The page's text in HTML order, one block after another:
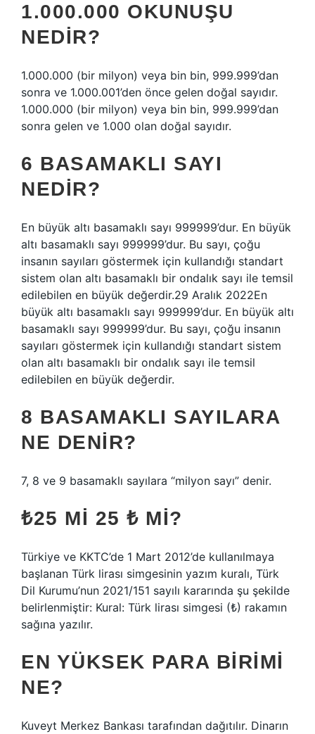
1.000.000 OKUNUŞU
NEDIR?
1.000.000 (bir milyon) veya bin bin, 999.999’dan
sonra ve 1.000.001’den önce gelen doğal sayıdır.
1.000.000 (bir milyon) veya bin bin, 999.999’dan
sonra gelen ve 1.000 olan doğal sayıdır.
6 BASAMAKLI SAYI
NEDIR?
En büyük altı basamaklı sayı 999999’dur. En büyük
altı basamaklı sayı 999999’dur. Bu sayı, çoğu
insanın sayıları göstermek için kullandığı standart
sistem olan altı basamaklı bir ondalık sayı ile temsil
edilebilen en büyük değerdir.29 Aralık 2022En
büyük altı basamaklı sayı 999999’dur. En büyük altı
basamaklı sayı 999999’dur. Bu sayı, çoğu insanın
sayıları göstermek için kullandığı standart sistem
olan altı basamaklı bir ondalık sayı ile temsil
edilebilen en büyük değerdir.
8 BASAMAKLI SAYILARA
NE DENIR?
7, 8 ve 9 basamaklı sayılara “milyon sayı” denir.
₺25 MI 25 ₺ MI?
Türkiye ve KKTC’de 1 Mart 2012’de kullanılmaya
başlanan Türk lirası simgesinin yazım kuralı, Türk
Dil Kurumu’nun 2021/151 sayılı kararında şu şekilde
belirlenmiştir: Kural: Türk lirası simgesi (₺) rakamın
sağına yazılır.
EN YÜKSEK PARA BIRIMI
NE?
Kuveyt Merkez Bankası tarafından dağıtılır. Dinarın